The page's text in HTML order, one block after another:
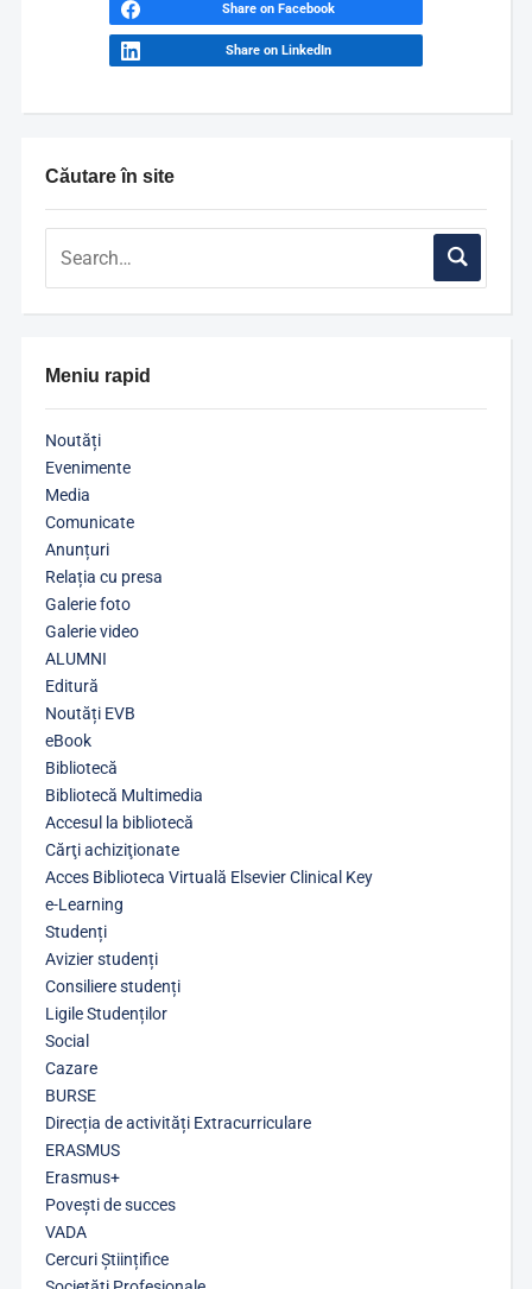
Căutare în site
Meniu rapid
Noutăți
Evenimente
Media
Comunicate
Anunțuri
Relația cu presa
Galerie foto
Galerie video
ALUMNI
Editură
Noutăți EVB
eBook
Bibliotecă
Bibliotecă Multimedia
Accesul la bibliotecă
Cărţi achiziţionate
Acces Biblioteca Virtuală Elsevier Clinical Key
e-Learning
Studenți
Avizier studenți
Consiliere studenți
Ligile Studenților
Social
Cazare
BURSE
Direcția de activități Extracurriculare
ERASMUS
Erasmus+
Povești de succes
VADA
Cercuri Științifice
Share on Facebook
Share on LinkedIn